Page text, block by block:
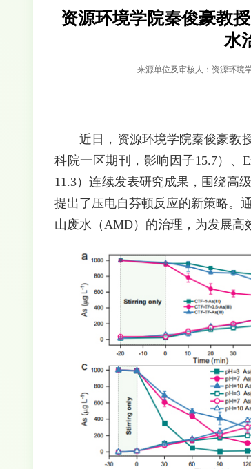
资源环境学院秦俊豪教
水
来源单位及审核人：资源环境
近日，资源环境学院秦俊豪教
科院一区期刊，影响因子15.7）、
11.3）连续发表研究成果，围绕高
提出了压电自芬顿反应的新策略。
山废水（AMD）的治理，为发展高